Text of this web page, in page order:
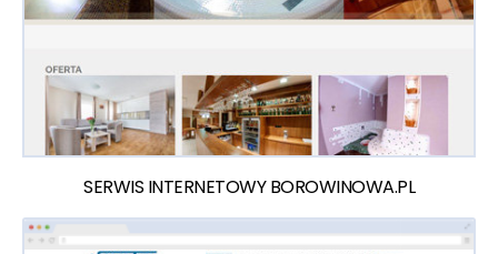
SERWIS INTERNETOWY BOROWINOWA.PL